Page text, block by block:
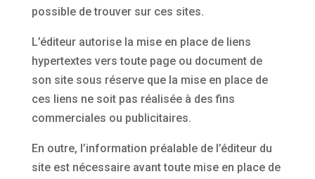
possible de trouver sur ces sites.
L’éditeur autorise la mise en place de liens
hypertextes vers toute page ou document de
son site sous réserve que la mise en place de
ces liens ne soit pas réalisée à des fins
commerciales ou publicitaires.
En outre, l’information préalable de l’éditeur du
site est nécessaire avant toute mise en place de